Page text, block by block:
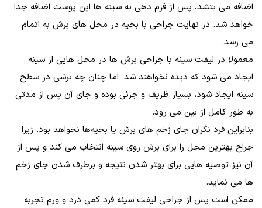
اضافه می بتشد، پس از فرم دهی به سینه‌ ها این پوست اضافه جدا
خواهد شد. در نهایت جراحی با بخیه در محل‌ های برش به اتمام
می‌ رسد.
معمولا در لیفت سینه با جراحی برش‌ ها در محل‌ هایی از سینه
ایجاد می‌ شود که دیده نخواهند شد. اما چنان چه برشی در سطح
سینه ایجاد شود، بسیار ظریف و جزئی بوده و جای آن پس از مدتی
به طور کامل از بین می رود.
بنابراین فرد نگران جای زخم‌ های برش یا بخیه‌ها نخواهد بود. زیرا
جراح بهترین محل را برای برش روی سینه انتخاب می‌ کند و پس از
آن نیز توصیه‌ هایی برای بهتر شدن نتیجه و برطرف شدن جای زخم‌
ها می نماید.
ممکن است پس از جراحی لیفت سینه فرد کمی درد و ورم تجربه